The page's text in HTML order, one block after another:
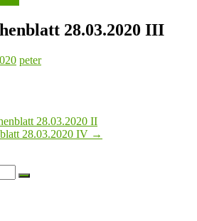
28.03.2020 III
peter
28.03.2020 II
28.03.2020 IV →